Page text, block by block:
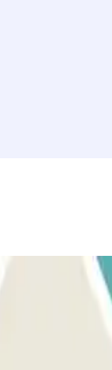
er geen